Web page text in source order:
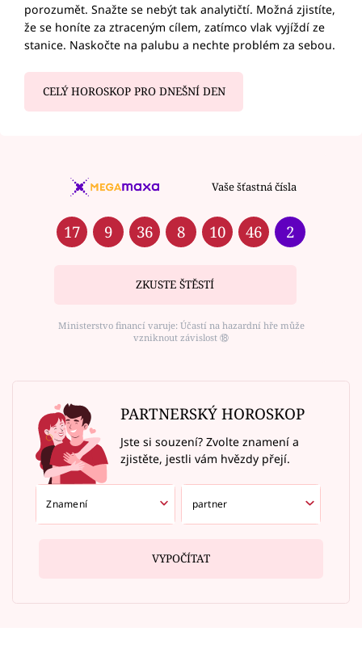
porozumět. Snažte se nebýt tak analytičtí. Možná zjistíte,
že se honíte za ztraceným cílem, zatímco vlak vyjíždí ze
stanice. Naskočte na palubu a nechte problém za sebou.
CELÝ HOROSKOP PRO DNEŠNÍ DEN
Vaše šťastná čísla
17 9 36 8 10 46 2
ZKUSTE ŠTĚSTÍ
Ministerstvo financí varuje: Účastí na hazardní hře může
vzniknout závislost ⑱
PARTNERSKÝ HOROSKOP
Jste si souzení? Zvolte znamení a
zjistěte, jestli vám hvězdy přejí.
VYPOČÍTAT